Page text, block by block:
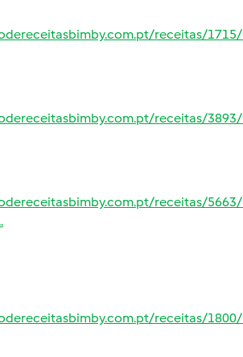
receitas/
receitas/
receitas/
receitas/